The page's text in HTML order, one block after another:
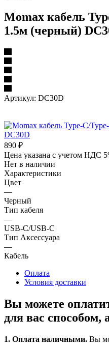
Momax кабель
1.5м (черный)
Артикул: DC30D
890 ₽
Цена указана с учетом НДС
Нет в наличии
Характеристики
Цвет
—
Черный
Тип кабеля
—
USB-C/USB-C
Тип Аксессуара
—
Кабель
Оплата
Условия доставки
Вы можете
для вас способом,
1. Оплата наличными. Вы